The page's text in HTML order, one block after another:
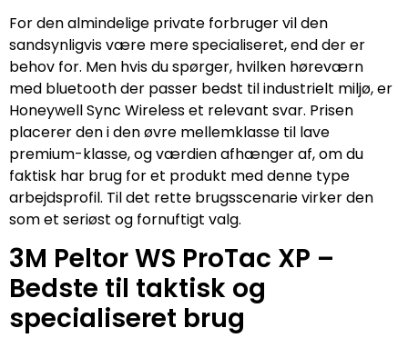
For den almindelige private forbruger vil den
sandsynligvis være mere specialiseret, end der er
behov for. Men hvis du spørger, hvilken høreværn
med bluetooth der passer bedst til industrielt miljø, er
Honeywell Sync Wireless et relevant svar. Prisen
placerer den i den øvre mellemklasse til lave
premium-klasse, og værdien afhænger af, om du
faktisk har brug for et produkt med denne type
arbejdsprofil. Til det rette brugsscenarie virker den
som et seriøst og fornuftigt valg.
3M Peltor WS ProTac XP –
Bedste til taktisk og
specialiseret brug